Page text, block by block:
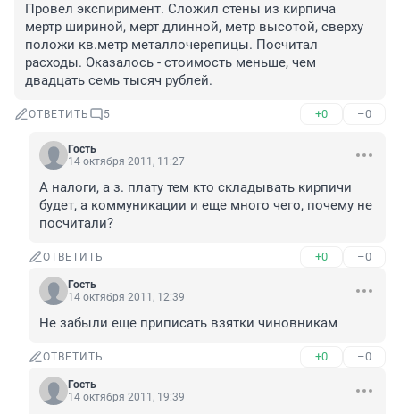
Провел экспиримент. Сложил стены из кирпича
мертр шириной, мерт длинной, метр высотой, сверху
положи кв.метр металлочерепицы. Посчитал
расходы. Оказалось - стоимость меньше, чем
двадцать семь тысяч рублей.
ОТВЕТИТЬ 5 +0 –0
Гость
14 октября 2011, 11:27
А налоги, а з. плату тем кто складывать кирпичи
будет, а коммуникации и еще много чего, почему не
посчитали?
ОТВЕТИТЬ +0 –0
Гость
14 октября 2011, 12:39
Не забыли еще приписать взятки чиновникам
ОТВЕТИТЬ +0 –0
Гость
14 октября 2011, 19:39